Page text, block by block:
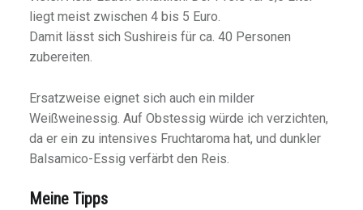
liegt meist zwischen 4 bis 5 Euro.
Damit lässt sich Sushireis für ca. 40 Personen
zubereiten.
Ersatzweise eignet sich auch ein milder
Weißweinessig. Auf Obstessig würde ich verzichten,
da er ein zu intensives Fruchtaroma hat, und dunkler
Balsamico-Essig verfärbt den Reis.
Meine Tipps